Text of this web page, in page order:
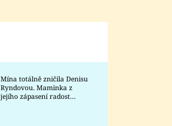
Prima Lajk
Sledujte nás
Mína totálně zničila Denisu
Ryndovou. Maminka z
jejího zápasení radost